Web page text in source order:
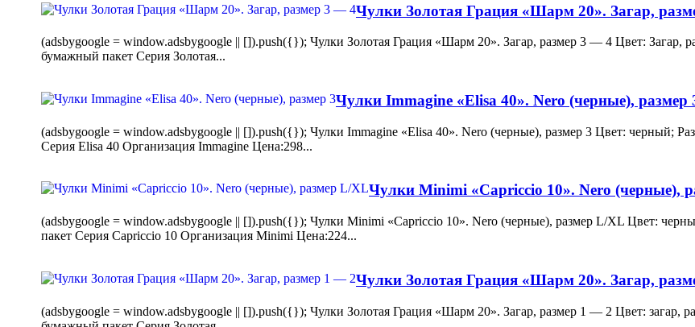
Чулки Золотая Грация «Шарм 20». Загар,
(adsbygoogle = window.adsbygoogle || []).push({}); Чулки Золотая Грация «Шарм 20». Загар, размер 3 — 4 Цвет: Загар,
бумажный пакет Серия Золотая...
Чулки Immagine «Elisa 40». Nero (черные), размер
(adsbygoogle = window.adsbygoogle || []).push({}); Чулки Immagine «Elisa 40». Nero (черные), размер 3 Цвет: черный;
Серия Elisa 40 Организация Immagine Цена:298...
Чулки Minimi «Capriccio 10». Nero (черные),
(adsbygoogle = window.adsbygoogle || []).push({}); Чулки Minimi «Capriccio 10». Nero (черные), размер L/XL Цвет:
пакет Серия Capriccio 10 Организация Minimi Цена:224...
Чулки Золотая Грация «Шарм 20». Загар,
(adsbygoogle = window.adsbygoogle || []).push({}); Чулки Золотая Грация «Шарм 20». Загар, размер 1 — 2 Цвет: загар,